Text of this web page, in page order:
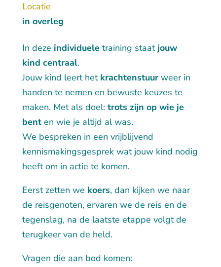
Locatie
in overleg
In deze individueletraining staat jouw
kind centraal.
Jouw kind leert het krachtenstuurweer in
handen te nemen en bewuste keuzes te
maken. Met als doel: trots zijn op wie je
bent en wie je altijd al was.
We bespreken in een vrijblijvend
kennismakingsgesprek wat jouw kind nodig
heeft om in actie te komen.
Eerst zetten we koers, dan kijken we naar
de reisgenoten, ervaren we de reis en de
tegenslag, na de laatste etappe volgt de
terugkeer van de held.
Vragen die aan bod komen: